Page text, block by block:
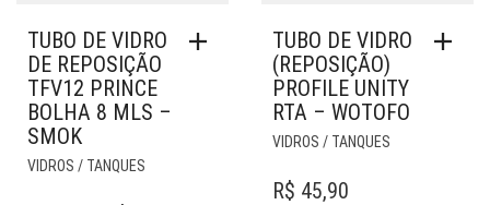
TUBO DE VIDRO
DE REPOSIÇÃO
TFV12 PRINCE
BOLHA 8 MLS –
SMOK
VIDROS / TANQUES
TUBO DE VIDRO
(REPOSIÇÃO)
PROFILE UNITY
RTA – WOTOFO
VIDROS / TANQUES
R$ 45,90